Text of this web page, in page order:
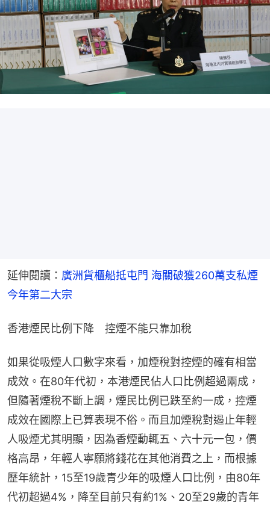
延伸閱讀： 廣洲貨櫃船抵屯門 海關破獲260萬支私煙
今年第二大宗
香港煙民比例下降　控煙不能只靠加稅
如果從吸煙人口數字來看，加煙稅對控煙的確有相當
成效。在80年代初，本港煙民佔人口比例超過兩成，
但隨著煙稅不斷上調，煙民比例已跌至約一成，控煙
成效在國際上已算表現不俗。而且加煙稅對遏止年輕
人吸煙尤其明顯，因為香煙動輒五、六十元一包，價
格高昂，年輕人寧願將錢花在其他消費之上，而根據
歷年統計，15至19歲青少年的吸煙人口比例，由80年
代初超過4%，降至目前只有約1%、20至29歲的青年